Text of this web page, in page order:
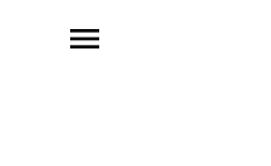
menu